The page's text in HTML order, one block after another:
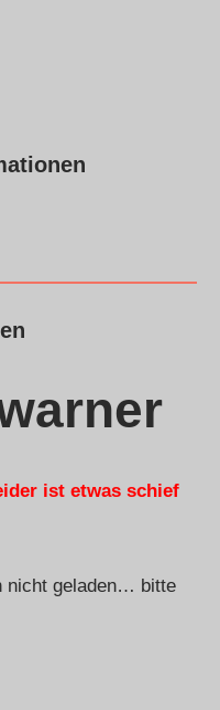
ist etwas schief
nicht geladen… bitte